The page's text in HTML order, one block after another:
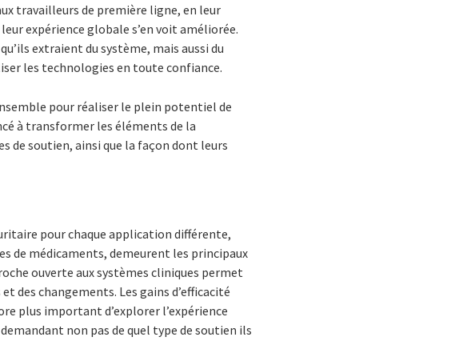
travailleurs de première ligne, en leur
expérience globale s’en voit améliorée.
extraient du système, mais aussi du
les technologies en toute confiance.
pour réaliser le plein potentiel de
à transformer les éléments de la
de soutien, ainsi que la façon dont leurs
pour chaque application différente,
de médicaments, demeurent les principaux
ouverte aux systèmes cliniques permet
des changements. Les gains d’efficacité
plus important d’explorer l’expérience
non pas de quel type de soutien ils